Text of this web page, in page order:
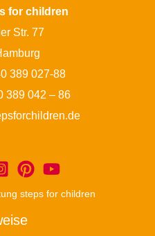
for children
Str. 77
389 027-88
389 042 – 86
steps for children